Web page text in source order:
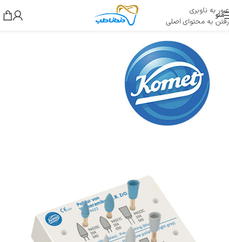
عبور به ناوبری
رفتن به محتوای اصلی
منو